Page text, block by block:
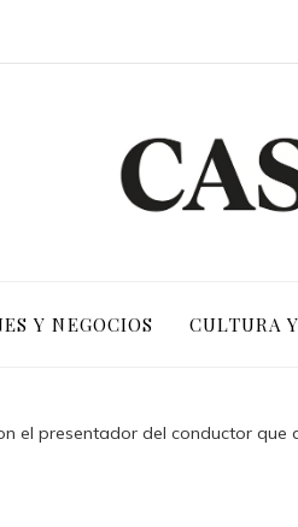
Y NEGOCIOS CULTURA
el presentador del conductor que